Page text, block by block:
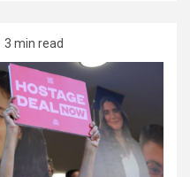
3 min read